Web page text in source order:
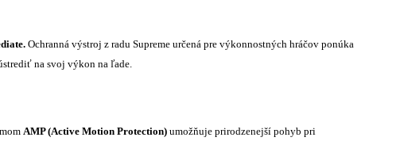
Ochranná výstroj z radu Supreme určená pre výkonnostných hráčov ponúka
na svoj výkon na ľade.
AMP (Active Motion Protection)umožňuje prirodzenejší pohyb pri